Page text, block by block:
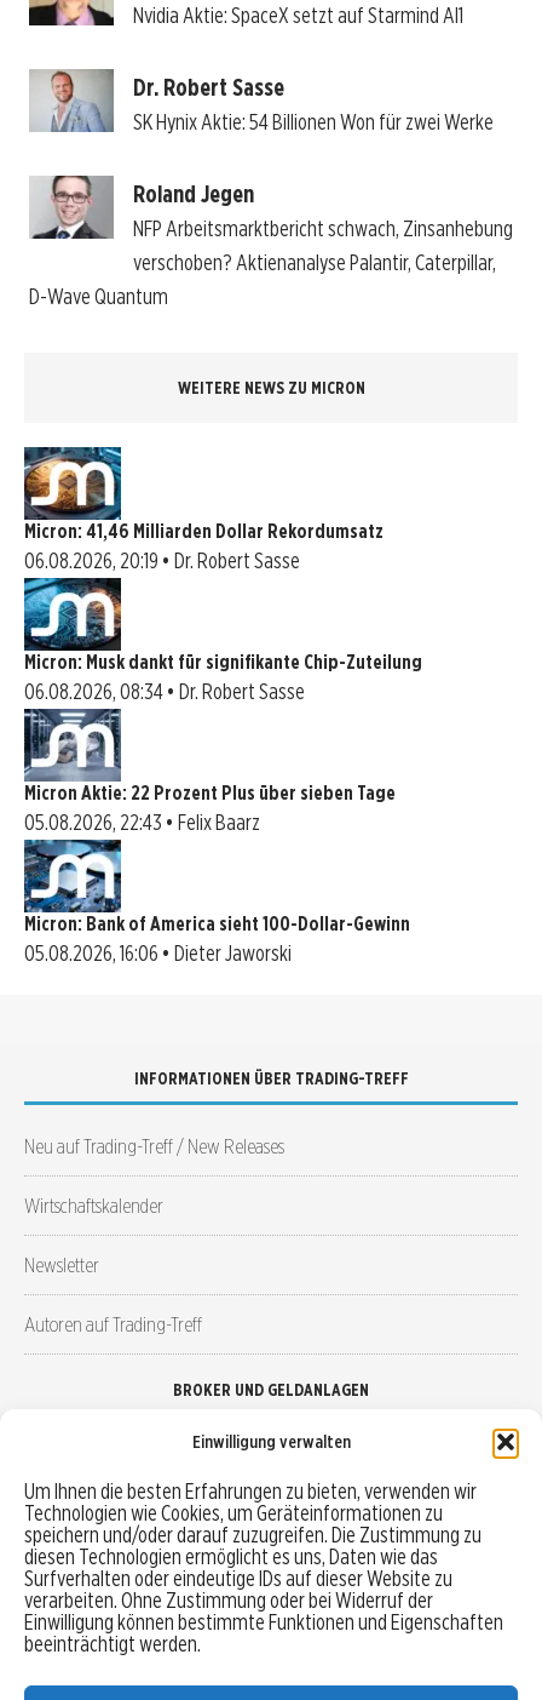
Einwilligung verwalten
Um Ihnen die besten Erfahrungen zu bieten, verwenden wir
Technologien wie Cookies, um Geräteinformationen zu
speichern und/oder darauf zuzugreifen. Die Zustimmung zu
diesen Technologien ermöglicht es uns, Daten wie das
Surfverhalten oder eindeutige IDs auf dieser Website zu
verarbeiten. Ohne Zustimmung oder bei Widerruf der
Einwilligung können bestimmte Funktionen und Eigenschaften
beeinträchtigt werden.
Nvidia Aktie: SpaceX setzt auf Starmind AI1
Dr. Robert Sasse
SK Hynix Aktie: 54 Billionen Won für zwei Werke
Roland Jegen
NFP Arbeitsmarktbericht schwach, Zinsanhebung
verschoben? Aktienanalyse Palantir, Caterpillar,
D-Wave Quantum
WEITERE NEWS ZU MICRON
Micron: 41,46 Milliarden Dollar Rekordumsatz
06.08.2026, 20:19 • Dr. Robert Sasse
Micron: Musk dankt für signifikante Chip-Zuteilung
06.08.2026, 08:34 • Dr. Robert Sasse
Micron Aktie: 22 Prozent Plus über sieben Tage
05.08.2026, 22:43 • Felix Baarz
Micron: Bank of America sieht 100-Dollar-Gewinn
05.08.2026, 16:06 • Dieter Jaworski
INFORMATIONEN ÜBER TRADING-TREFF
Neu auf Trading-Treff / New Releases
Wirtschaftskalender
Newsletter
Autoren auf Trading-Treff
BROKER UND GELDANLAGEN
Robo-Advisor vergleichen
Depotvergleich
Festgeld vergleichen
Tagesgeld vergleichen